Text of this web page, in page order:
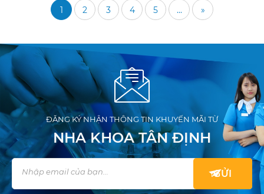
1 2 3 4 5 ... »
ĐĂNG KÝ NHẬN THÔNG TIN KHUYẾN MÃI TỪ
NHA KHOA TÂN ĐỊNH